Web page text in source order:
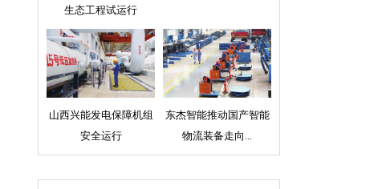
生态工程试运行
山西兴能发电保障机组
安全运行
东杰智能推动国产智能
物流装备走向...